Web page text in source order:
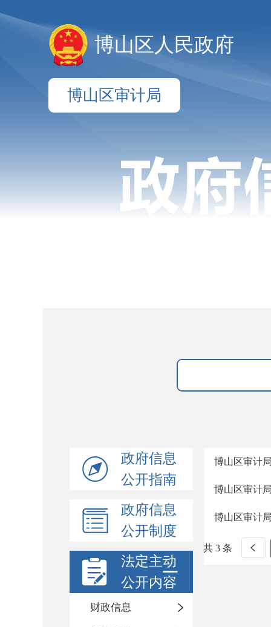
博山区人民政府
博山区审计局
政府信息
公开指南
政府信息
公开制度
法定主动
公开内容
财政信息
博山区审计
博山区审计
博山区审计
共 3 条